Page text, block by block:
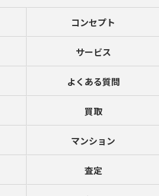
コンセプト
サービス
よくある質問
買取
マンション
査定